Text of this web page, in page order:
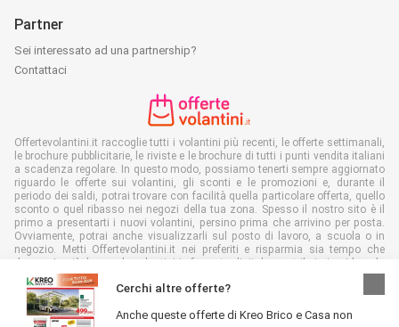
Cerchi altre offerte?
Anche queste offerte di Kreo Brico e Casa non
Partner
Sei interessato ad una partnership?
Contattaci
Offertevolantini.it raccoglie tutti i volantini più recenti, le offerte settimanali,
le brochure pubblicitarie, le riviste e le brochure di tutti i punti vendita italiani
a scadenza regolare. In questo modo, possiamo tenerti sempre aggiornato
riguardo le offerte sui volantini, gli sconti e le promozioni e, durante il
periodo dei saldi, potrai trovare con facilità quella particolare offerta, quello
sconto o quel ribasso nei negozi della tua zona. Spesso il nostro sito è il
primo a presentarti i nuovi volantini, persino prima che arrivino per posta.
Ovviamente, potrai anche visualizzarli sul posto di lavoro, a scuola o in
negozio. Metti Offertevolantini.it nei preferiti e risparmia sia tempo che
denaro. In più, leggendo volantini in formato digitale, contribuirai a ridurre lo
spreco di carta, aiutando l'ambiente.